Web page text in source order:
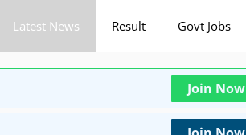
Latest News Result Govt Jobs
Join Now